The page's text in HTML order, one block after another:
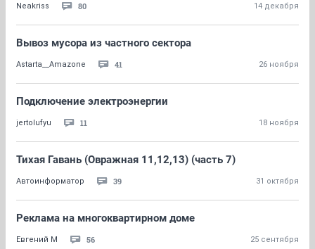
Neakriss 80 14 декабря
Вывоз мусора из частного сектора
Astarta__Amazone 41 26 ноября
Подключение электроэнергии
jertolufyu 11 18 ноября
Тихая Гавань (Овражная 11,12,13) (часть 7)
Автоинформатор 39 31 октября
Реклама на многоквартирном доме
Евгений М 56 25 сентября